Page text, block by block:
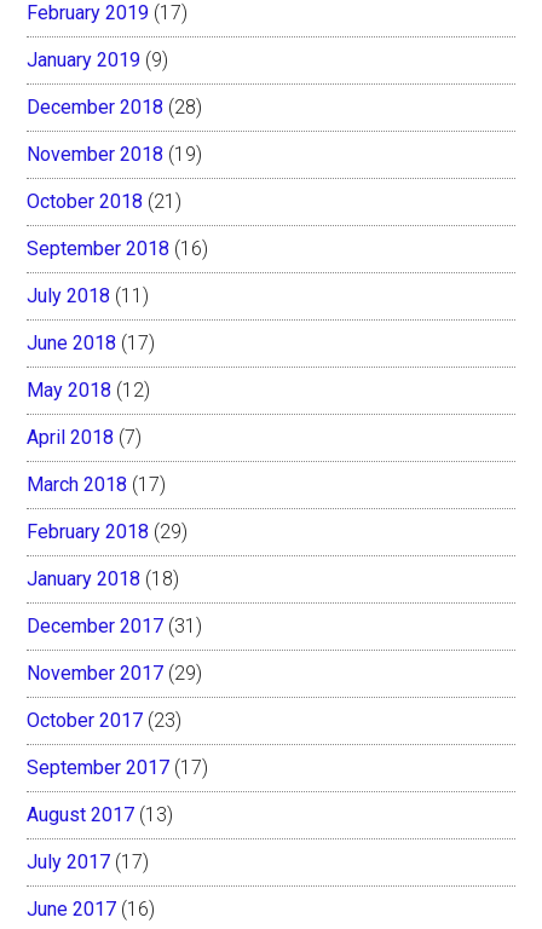
February 2019 (17)
January 2019 (9)
December 2018 (28)
November 2018 (19)
October 2018 (21)
September 2018 (16)
July 2018 (11)
June 2018 (17)
May 2018 (12)
April 2018 (7)
March 2018 (17)
February 2018 (29)
January 2018 (18)
December 2017 (31)
November 2017 (29)
October 2017 (23)
September 2017 (17)
August 2017 (13)
July 2017 (17)
June 2017 (16)